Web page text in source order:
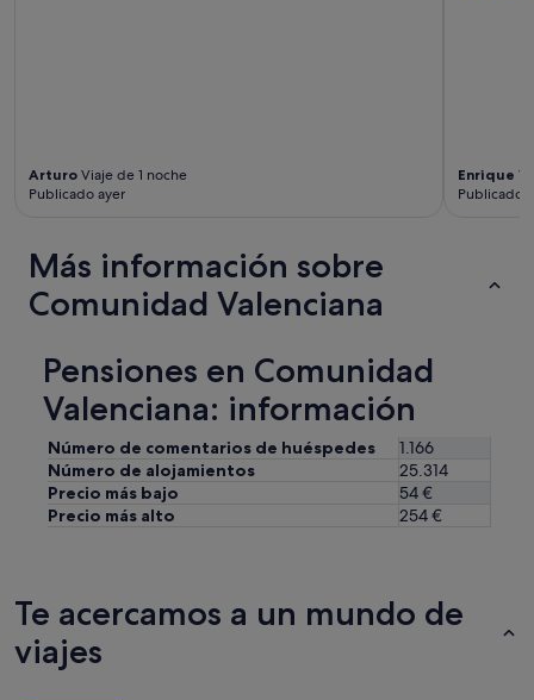
Arturo Viaje de 1 noche
Publicado ayer
Enrique
Publicado
Más información sobre
Comunidad Valenciana
Pensiones en Comunidad
Valenciana: información
Número de comentarios de huéspedes
1.166
Número de alojamientos
25.314
Precio más bajo
54 €
Precio más alto
254 €
Te acercamos a un mundo de
viajes